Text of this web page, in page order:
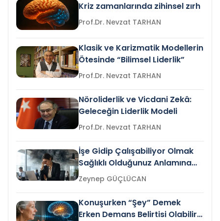
Kriz zamanlarında zihinsel zırh
Prof.Dr. Nevzat TARHAN
Klasik ve Karizmatik Modellerin
Ötesinde “Bilimsel Liderlik”
Prof.Dr. Nevzat TARHAN
Nöroliderlik ve Vicdani Zekâ:
Geleceğin Liderlik Modeli
Prof.Dr. Nevzat TARHAN
İşe Gidip Çalışabiliyor Olmak
Sağlıklı Olduğunuz Anlamına
Gelir mi?Zeynep GÜÇLÜCAN
Konuşurken “Şey” Demek
Erken Demans Belirtisi Olabilir